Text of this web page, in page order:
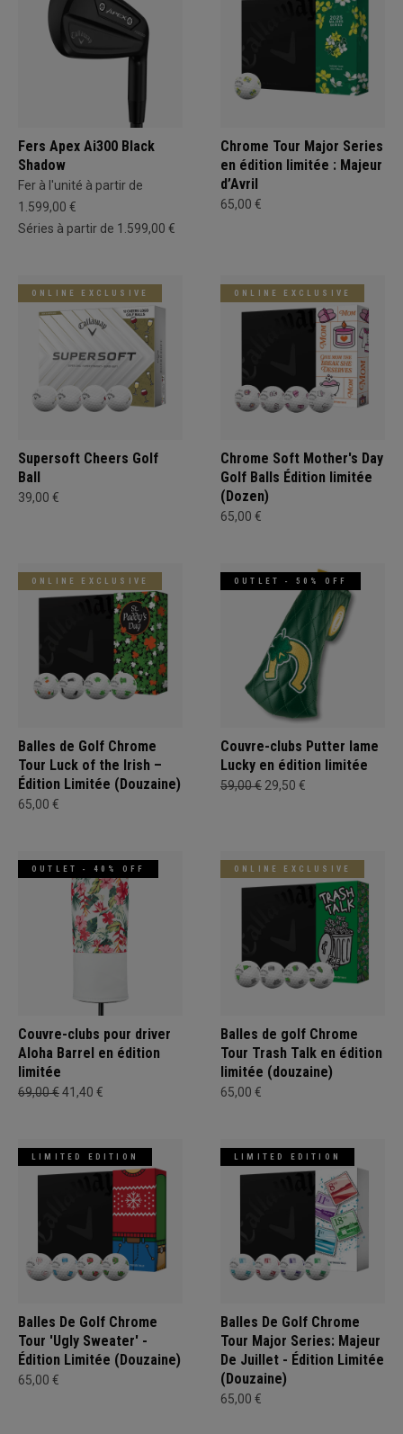
Fers Apex Ai300 Black
Shadow
Fer à l'unité à partir de
1.599,00 €
Séries à partir de 1.599,00 €
Chrome Tour Major Series
en édition limitée : Majeur
d’Avril
65,00 €
ONLINE EXCLUSIVE
Supersoft Cheers Golf
Ball
39,00 €
ONLINE EXCLUSIVE
Chrome Soft Mother's Day
Golf Balls Édition limitée
(Dozen)
65,00 €
ONLINE EXCLUSIVE
Balles de Golf Chrome
Tour Luck of the Irish –
Édition Limitée (Douzaine)
65,00 €
OUTLET - 50% OFF
Couvre-clubs Putter lame
Lucky en édition limitée
59,00 € 29,50 €
OUTLET - 40% OFF
Couvre-clubs pour driver
Aloha Barrel en édition
limitée
69,00 €41,40 €
ONLINE EXCLUSIVE
Balles de golf Chrome
Tour Trash Talk en édition
limitée (douzaine)
65,00 €
LIMITED EDITION
Balles De Golf Chrome
Tour 'Ugly Sweater' -
Édition Limitée (Douzaine)
65,00 €
LIMITED EDITION
Balles De Golf Chrome
Tour Major Series: Majeur
De Juillet - Édition Limitée
(Douzaine)
65,00 €